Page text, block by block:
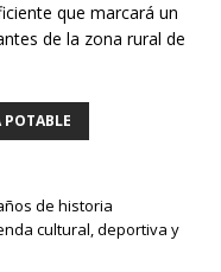
que marcará un
de la zona rural de
POTABLE
de historia
cultural, deportiva y